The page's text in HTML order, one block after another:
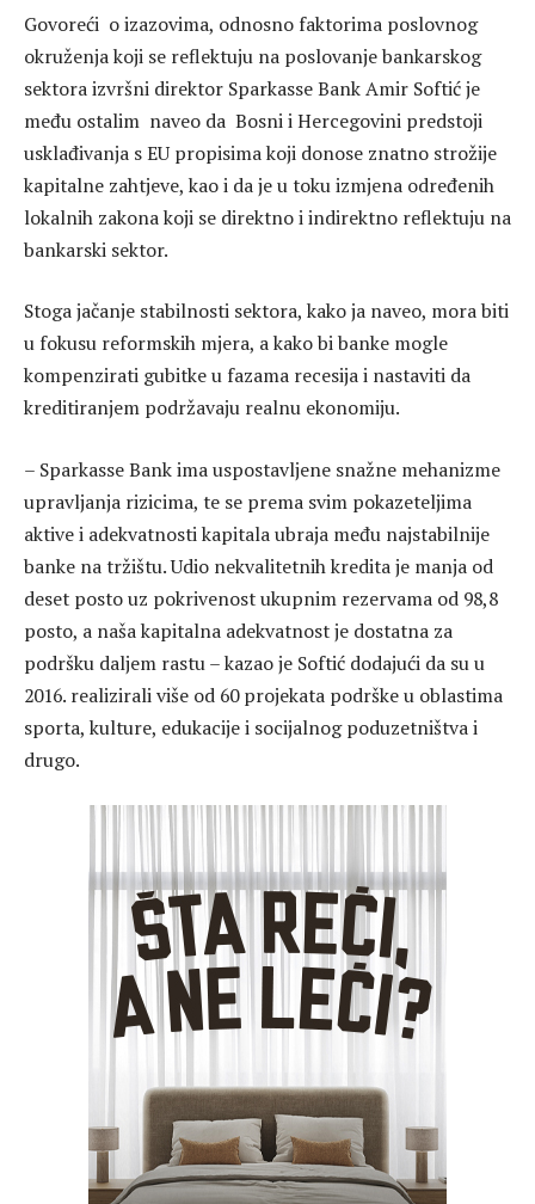
Govoreći o izazovima, odnosno faktorima poslovnog
okruženja koji se reflektuju na poslovanje bankarskog
sektora izvršni direktor Sparkasse Bank Amir Softić je
među ostalim naveo da Bosni i Hercegovini predstoji
usklađivanja s EU propisima koji donose znatno strožije
kapitalne zahtjeve, kao i da je u toku izmjena određenih
lokalnih zakona koji se direktno i indirektno reflektuju na
bankarski sektor.
Stoga jačanje stabilnosti sektora, kako ja naveo, mora biti
u fokusu reformskih mjera, a kako bi banke mogle
kompenzirati gubitke u fazama recesija i nastaviti da
kreditiranjem podržavaju realnu ekonomiju.
– Sparkasse Bank ima uspostavljene snažne mehanizme
upravljanja rizicima, te se prema svim pokazeteljima
aktive i adekvatnosti kapitala ubraja među najstabilnije
banke na tržištu. Udio nekvalitetnih kredita je manja od
deset posto uz pokrivenost ukupnim rezervama od 98,8
posto, a naša kapitalna adekvatnost je dostatna za
podršku daljem rastu – kazao je Softić dodajući da su u
2016. realizirali više od 60 projekata podrške u oblastima
sporta, kulture, edukacije i socijalnog poduzetništva i
drugo.